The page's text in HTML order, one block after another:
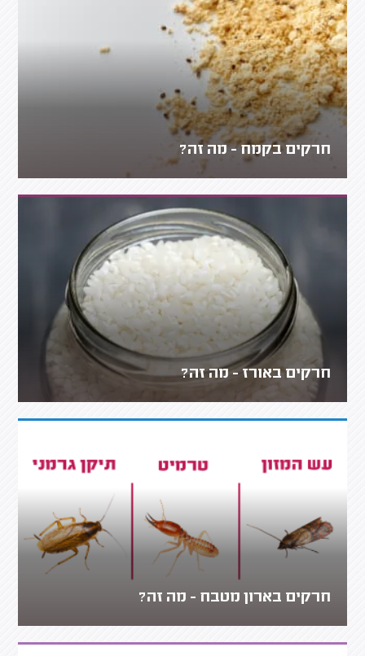
חרקים בקמח - מה זה?
חרקים באורז - מה זה?
חרקים בארון מטבח - מה זה?